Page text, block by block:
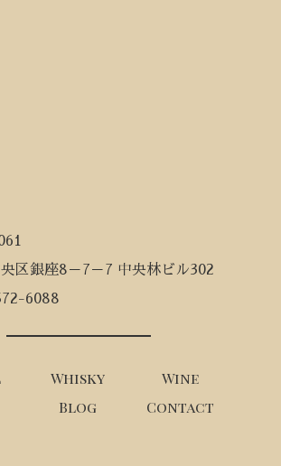
区銀座8－7－7 中央林ビル302
6088
Whisky
Wine
Blog Contact